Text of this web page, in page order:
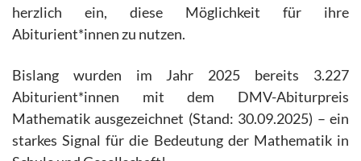
herzlich ein, diese Möglichkeit für ihre
Abiturient*innen zu nutzen.
Bislang wurden im Jahr 2025 bereits 3.227
Abiturient*innen mit dem DMV-Abiturpreis
Mathematik ausgezeichnet (Stand: 30.09.2025) – ein
starkes Signal für die Bedeutung der Mathematik in